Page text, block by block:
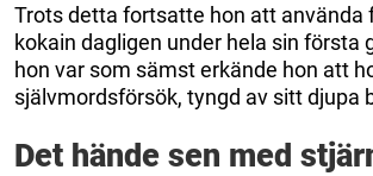
Trots detta fortsatte hon att använda
kokain dagligen under hela sin första
hon var som sämst erkände hon att
självmordsförsök, tyngd av sitt djupa
Det hände sen med